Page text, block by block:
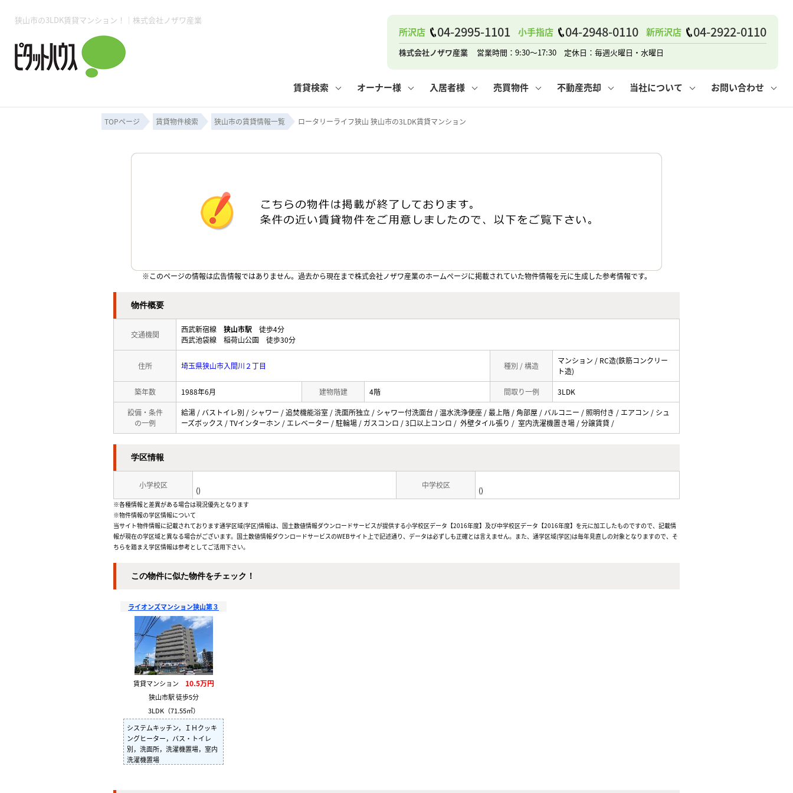
狭山市の3LDK賃貸マンション！｜株式会社ノザワ産業
所沢店 04-2995-1101 小手指店 04-2948-0110 新所沢店 04-2922-0110
株式会社ノザワ産業 営業時間：9:30～17:30 定休日：毎週火曜日・水曜日
賃貸検索 オーナー様 入居者様 売買物件 不動産売却
売却の流れ
当社について お問い合わせ
所沢賃貸TOP 閲覧履歴 保存した検索条件
月極駐車場 事業用物件 コンテナ
賃貸管理業務 管理のご依頼
入居者様用ページTOP 住まいのトラブルQ&A お住まいの解約手続き その他の問合せ
売買物件一覧 よくある質問 マンションVS戸建て 賃貸vs持ち家
無料売却査定 媒介契約の種類 売却時の諸費用 仲介と買取の違い
必要な書類
会社概要 スタッフブログ 個人情報保護方針
ピタットハウス所沢店 ピタットハウス小手指店
ご来店予約
TOPページ 賃貸物件検索 狭山市の賃貸情報一覧 ロータリーライフ狭山 狭山市の3LDK賃貸マンション
※このページの情報は広告情報ではありません。過去から現在まで株式会社ノザワ産業のホームぺージに掲載されていた物件情報を元に生成した参考情報です。
物件概要
交通機関
西武新宿線 狭山市駅 徒歩4分
西武池袋線 稲荷山公園 徒歩30分
住所 埼玉県狭山市入間川２丁目 種別 / 構造
マンション / RC造(鉄筋コンクリー
ト造)
築年数 1988年6月 建物階建 4階 間取り一例 3LDK
設備・条件
の一例
給湯 / バストイレ別 / シャワー / 追焚機能浴室 / 洗面所独立 / シャワー付洗面台 / 温水洗浄便座 / 最上階 / 角部屋 / バルコニー / 照明付き / エアコン / シュ
ーズボックス / TVインターホン / エレベーター / 駐輪場 / ガスコンロ / 3口以上コンロ / 外壁タイル張り / 室内洗濯機置き場 / 分譲賃貸 /
学区情報
小学校区
()
中学校区
()
※各種情報と差異がある場合は現況優先となります
※物件情報の学区情報について
当サイト物件情報に記載されております通学区域(学区)情報は、国土数値情報ダウンロードサービスが提供する小学校区データ【2016年度】及び中学校区データ【2016年度】を元に加工したものですので、記載情
報が現在の学区域と異なる場合がございます。国土数値情報ダウンロードサービスのWEBサイト上で記述通り、データは必ずしも正確とは言えません。また、通学区域(学区)は毎年見直しの対象となりますので、そ
ちらを踏まえ学区情報は参考としてご活用下さい。
この物件に似た物件をチェック！
ライオンズマンション狭山第３
賃貸マンション 10.5万円
狭山市駅 徒歩5分
3LDK（71.55㎡）
システムキッチン，ＩＨクッキ
ングヒーター，バス・トイレ
別，洗面所，洗濯機置場，室内
洗濯機置場